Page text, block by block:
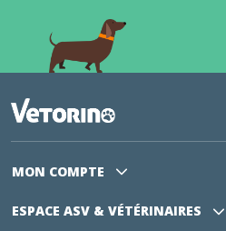
MON COMPTE
ESPACE ASV & VÉTÉRINAIRES